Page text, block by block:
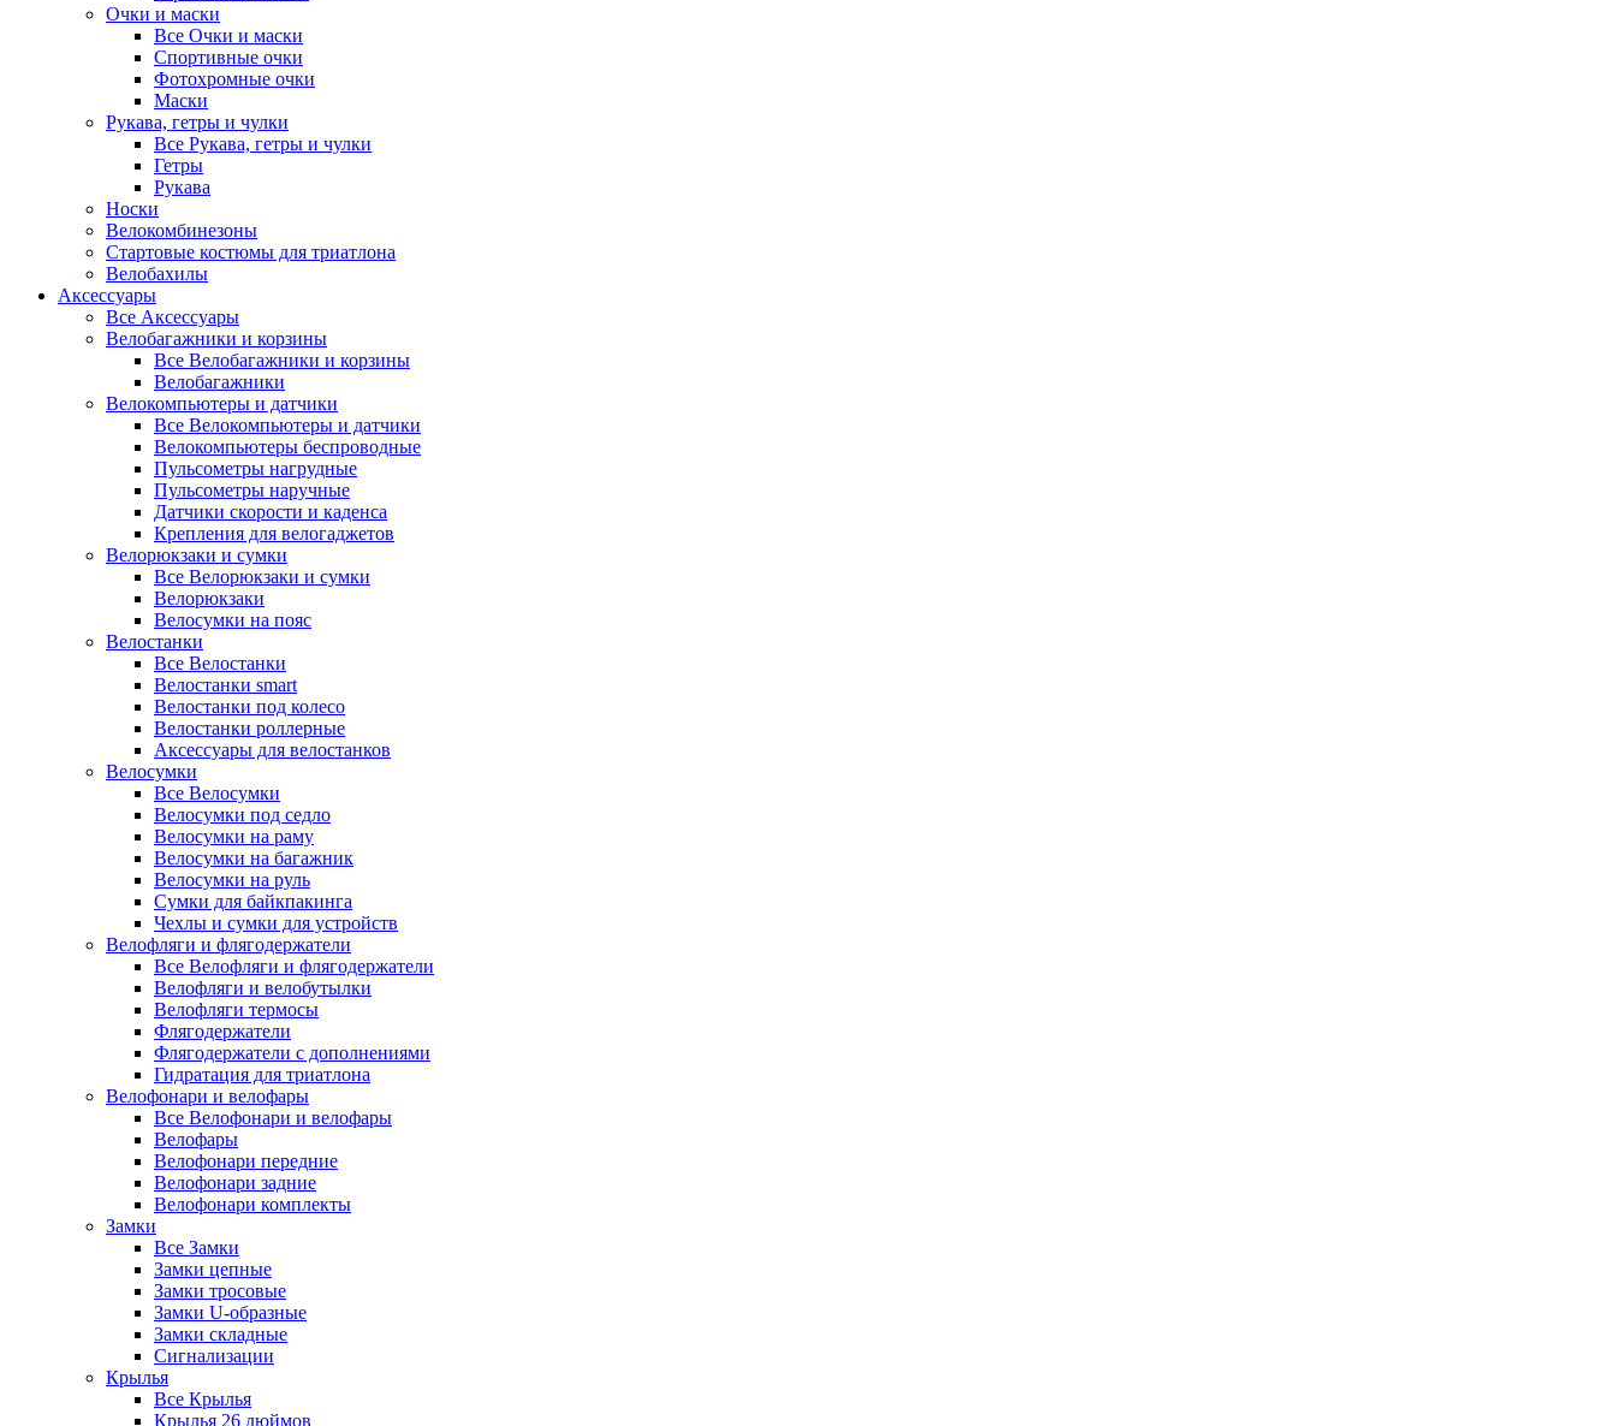
Очки и маски
Все Очки и маски
Спортивные очки
Фотохромные очки
Маски
Рукава, гетры и чулки
Все Рукава, гетры и чулки
Гетры
Рукава
Носки
Велокомбинезоны
Стартовые костюмы для триатлона
Велобахилы
Аксессуары
Все Аксессуары
Велобагажники и корзины
Все Велобагажники и корзины
Велобагажники
Велокомпьютеры и датчики
Все Велокомпьютеры и датчики
Велокомпьютеры беспроводные
Пульсометры нагрудные
Пульсометры наручные
Датчики скорости и каденса
Крепления для велогаджетов
Велорюкзаки и сумки
Все Велорюкзаки и сумки
Велорюкзаки
Велосумки на пояс
Велостанки
Все Велостанки
Велостанки smart
Велостанки под колесо
Велостанки роллерные
Аксессуары для велостанков
Велосумки
Все Велосумки
Велосумки под седло
Велосумки на раму
Велосумки на багажник
Велосумки на руль
Сумки для байкпакинга
Чехлы и сумки для устройств
Велофляги и флягодержатели
Все Велофляги и флягодержатели
Велофляги и велобутылки
Велофляги термосы
Флягодержатели
Флягодержатели с дополнениями
Гидратация для триатлона
Велофонари и велофары
Все Велофонари и велофары
Велофары
Велофонари передние
Велофонари задние
Велофонари комплекты
Замки
Все Замки
Замки цепные
Замки тросовые
Замки U-образные
Замки складные
Сигнализации
Крылья
Все Крылья
Крылья 26 дюймов